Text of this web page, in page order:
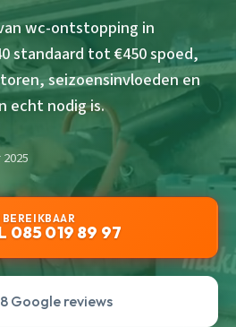
wc-ontstopping in
standaard tot €450 spoed,
seizoensinvloeden en
echt nodig is.
BEREIKBAAR
085 019 89 97
Google reviews